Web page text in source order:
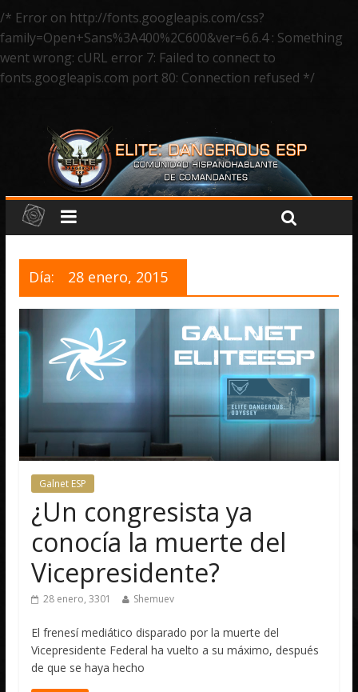
/* Error on http://fonts.googleapis.com/css?
family=Open+Sans%3A400%2C600&ver=6.6.4 : Something
went wrong: cURL error 7: Failed to connect to
fonts.googleapis.com port 80: Connection refused */
Día: 28 enero, 2015
Galnet ESP
¿Un congresista ya
conocía la muerte del
Vicepresidente?
28 enero, 3301 Shemuev
El frenesí mediático disparado por la muerte del
Vicepresidente Federal ha vuelto a su máximo, después
de que se haya hecho